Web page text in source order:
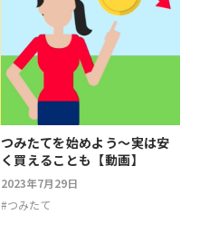
つみたてを始めよう～実は安
く買えることも【動画】
2023年7月29日
#つみたて